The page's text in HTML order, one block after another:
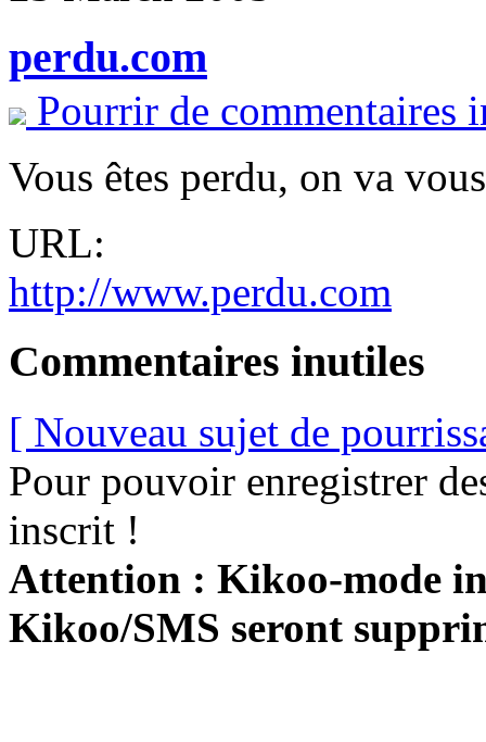
perdu.com
Pourrir de commentaires
Vous êtes perdu, on va
URL:
http://www.perdu.com
Commentaires inutiles
[ Nouveau sujet de
Pour pouvoir enregistrer
inscrit !
Attention : Kikoo-mode
Kikoo/SMS seront